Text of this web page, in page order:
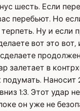
шесть. Если
перебьют. Но
Ну и
вот это
залетает в
1:3. Этот удар
он уже не